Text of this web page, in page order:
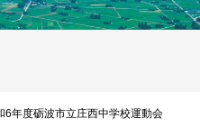
6年度砺波市立庄西中学校運動会